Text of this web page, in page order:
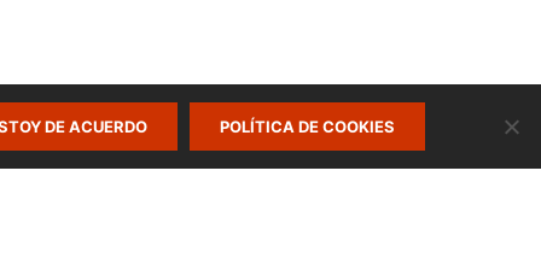
DE ACUERDO POLÍTICA DE COOKIES